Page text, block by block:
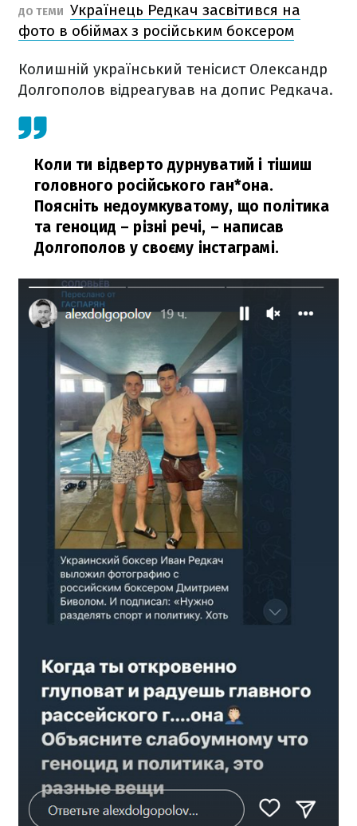
ДО ТЕМИ Українець Редкач засвітився на
фото в обіймах з російським боксером
Колишній український тенісист Олександр
Долгополов відреагував на допис Редкача.
Коли ти відверто дурнуватий і тішиш
головного російського ган*она.
Поясніть недоумкуватому, що політика
та геноцид – різні речі, – написав
Долгополов у своєму інстаграмі.